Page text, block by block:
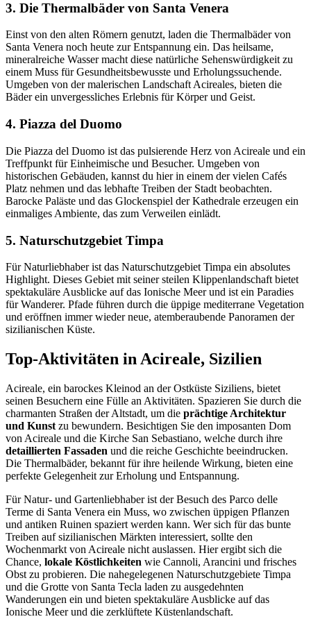
3. Die Thermalbäder von Santa Venera
Einst von den alten Römern genutzt, laden die Thermalbäder von
Santa Venera noch heute zur Entspannung ein. Das heilsame,
mineralreiche Wasser macht diese natürliche Sehenswürdigkeit zu
einem Muss für Gesundheitsbewusste und Erholungssuchende.
Umgeben von der malerischen Landschaft Aci­reales, bieten die
Bäder ein unvergessliches Erlebnis für Körper und Geist.
4. Piazza del Duomo
Die Piazza del Duomo ist das pulsierende Herz von Acireale und ein
Treffpunkt für Einheimische und Besucher. Umgeben von
historischen Gebäuden, kannst du hier in einem der vielen Cafés
Platz nehmen und das lebhafte Treiben der Stadt beobachten.
Barocke Paläste und das Glockenspiel der Kathedrale erzeugen ein
einmaliges Ambiente, das zum Verweilen einlädt.
5. Naturschutzgebiet Timpa
Für Naturliebhaber ist das Naturschutzgebiet Timpa ein absolutes
Highlight. Dieses Gebiet mit seiner steilen Klippenlandschaft bietet
spektakuläre Ausblicke auf das Ionische Meer und ist ein Paradies
für Wanderer. Pfad­e führen durch die üppige mediterrane Vegetation
und eröffnen immer wieder neue, atemberaubende Panoramen der
sizilianischen Küste.
Top-Aktivitäten in Acireale, Sizilien
Acireale, ein barockes Kleinod an der Ostküste Siziliens, bietet
seinen Besuchern eine Fülle an Aktivitäten. Spazieren Sie durch die
charmanten Straßen der Altstadt, um die prächtige Architektur
und Kunst zu bewundern. Besichtigen Sie den imposanten Dom
von Acireale und die Kirche San Sebastiano, welche durch ihre
detaillierten Fassaden und die reiche Geschichte beeindrucken.
Die Thermalbäder, bekannt für ihre heilende Wirkung, bieten eine
perfekte Gelegenheit zur Erholung und Entspannung.
Für Natur- und Gartenliebhaber ist der Besuch des Parco delle
Terme di Santa Venera ein Muss, wo zwischen üppigen Pflanzen
und antiken Ruinen spaziert werden kann. Wer sich für das bunte
Treiben auf sizilianischen Märkten interessiert, sollte den
Wochenmarkt von Acireale nicht auslassen. Hier ergibt sich die
Chance, lokale Köstlichkeiten wie Cannoli, Arancini und frisches
Obst zu probieren. Die nahegelegenen Naturschutzgebiete Timpa
und die Grotte von Santa Tecla laden zu ausgedehnten
Wanderungen ein und bieten spektakuläre Ausblicke auf das
Ionische Meer und die zerklüftete Küstenlandschaft.